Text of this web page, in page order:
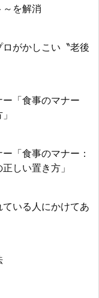
～を解消
がかしこい〝老後
「食事のマナー
「食事のマナー：
しい置き方」
いる人にかけてあ